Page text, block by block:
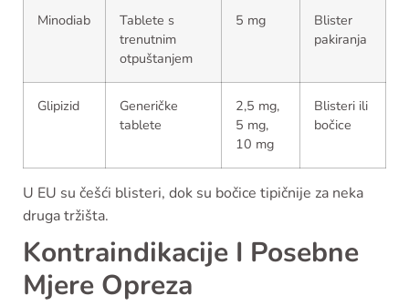
Minodiab
Tablete s
trenutnim
otpuštanjem
5 mg
Blister
pakiranja
Glipizid
Generičke
tablete
2,5 mg,
5 mg,
10 mg
Blisteri ili
bočice
U EU su češći blisteri, dok su bočice tipičnije za neka
druga tržišta.
Kontraindikacije I Posebne
Mjere Opreza